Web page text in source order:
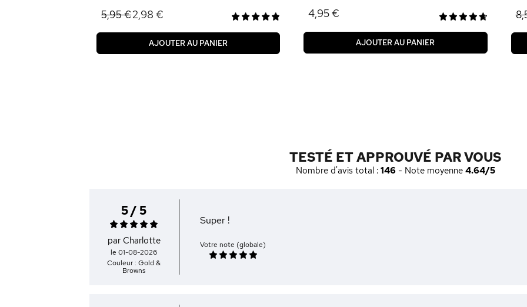
5,95 €2,98 €
AJOUTER AU PANIER
4,95 €
AJOUTER AU PANIER
TESTÉ ET APPROUVÉ PAR VOUS
Nombre d'avis total : 146- Note moyenne 4.64/5
5 / 5
par Charlotte
le 01-08-2026
Couleur : Gold &
Browns
Super !
Votre note (globale)